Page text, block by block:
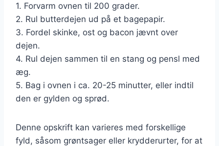
1. Forvarm ovnen til 200 grader.
2. Rul butterdejen ud på et bagepapir.
3. Fordel skinke, ost og bacon jævnt over
dejen.
4. Rul dejen sammen til en stang og pensl med
æg.
5. Bag i ovnen i ca. 20-25 minutter, eller indtil
den er gylden og sprød.
Denne opskrift kan varieres med forskellige
fyld, såsom grøntsager eller krydderurter, for at